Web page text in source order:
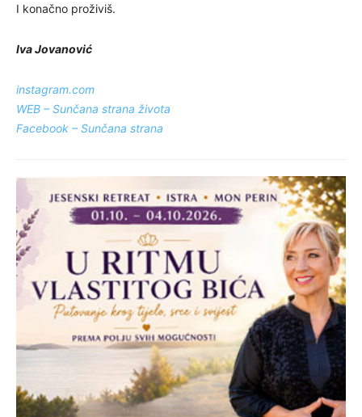
I konačno proživiš.
Iva Jovanović
instagram.com
WEB – Sunčana strana života
Facebook – Sunčana strana